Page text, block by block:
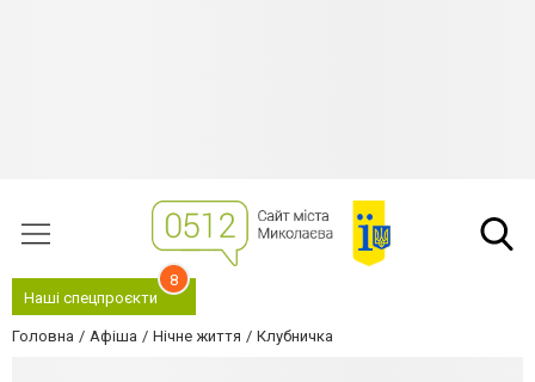
Наші спецпроєкти
8
Головна Афіша Нічне життя Клубничка